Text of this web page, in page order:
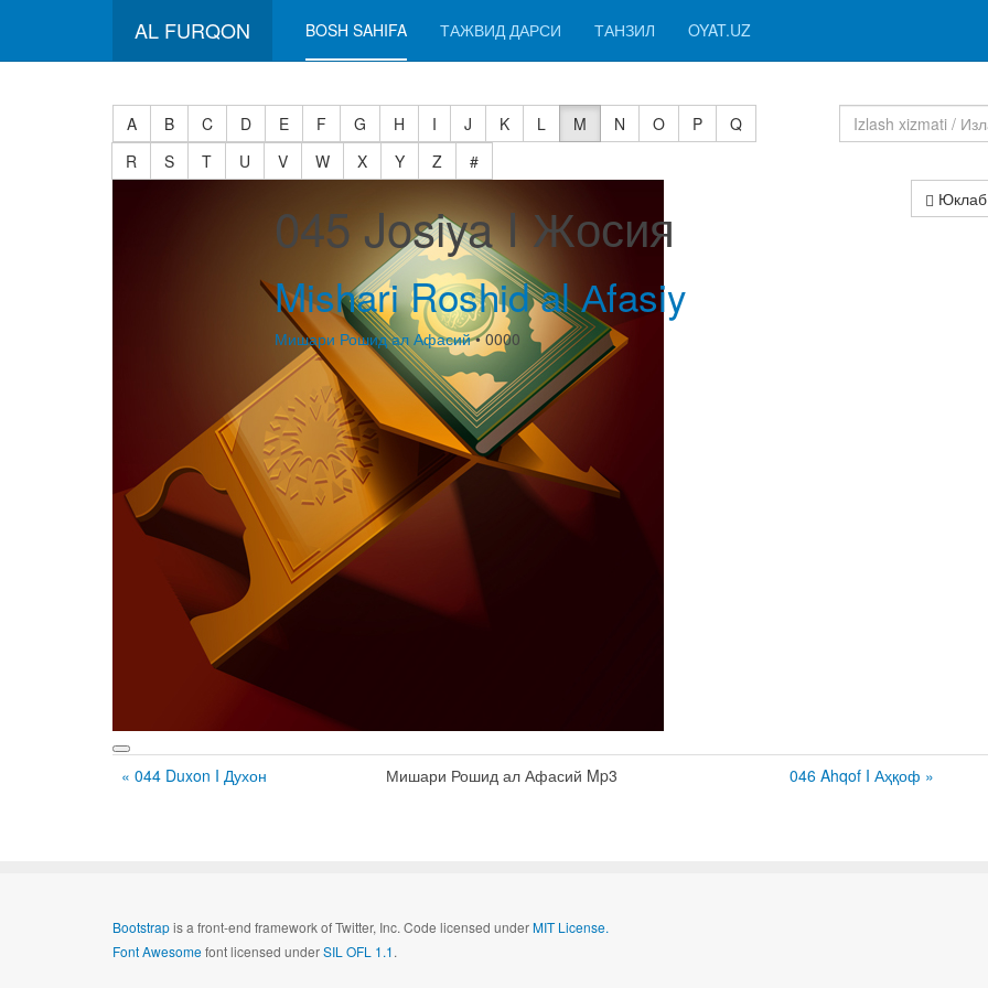
AL FURQON BOSH SAHIFA ТАЖВИД ДАРСИ ТАНЗИЛ OYAT.UZ
A B C D E F G H I J K L M N O P
Q
R
S T U V W X Y Z
#
045 Josiya I Жосия
Mishari Roshid al Аfasiy
Мишари Рошид ал Афасий• 0000
« 044 Duxon I Духон Мишари Рошид ал Афасий Mp3 046 Ahqof I Аҳқоф »
Bootstrapis a front-end framework of Twitter, Inc. Code licensed underMIT License.
Font Awesomefont licensed underSIL OFL 1.1.